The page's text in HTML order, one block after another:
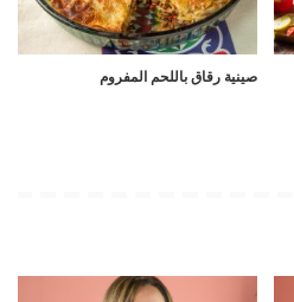
صينية رقاق باللحم المفروم